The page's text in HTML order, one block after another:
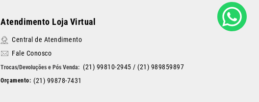
Atendimento Loja Virtual
Central de Atendimento
Fale Conosco
(21) 99810-2945 / (21) 989859897
(21) 99878-7431